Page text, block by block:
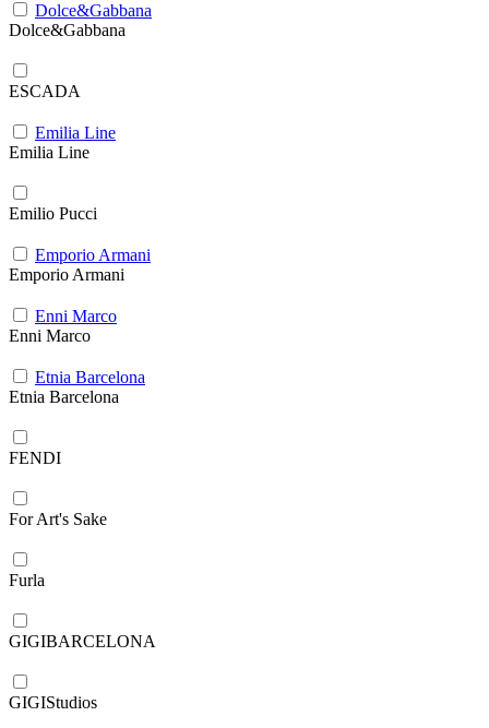
Dolce&Gabbana
Dolce&Gabbana
ESCADA
Emilia Line
Emilia Line
Emilio Pucci
Emporio Armani
Emporio Armani
Enni Marco
Enni Marco
Etnia Barcelona
Etnia Barcelona
FENDI
For Art's Sake
Furla
GIGIBARCELONA
GIGIStudios